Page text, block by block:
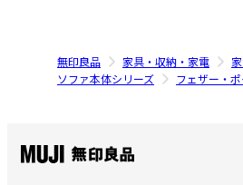
無印良品 家具・収納・家電
ソファ本体シリーズ
フェザー・